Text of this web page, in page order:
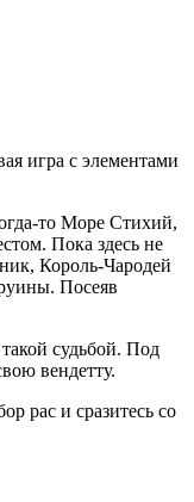
игра с элементами
то Море Стихий,
Пока здесь не
Король-Чародей
Посеяв
судьбой. Под
вендетту.
рас и сразитесь со